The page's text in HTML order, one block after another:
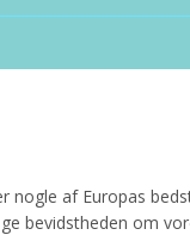
nogle af Europas
bevidstheden om